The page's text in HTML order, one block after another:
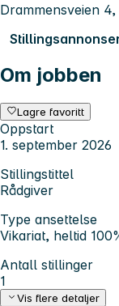
Drammensveien
Om jobben
Lagre favoritt
Oppstart
1. september 2026
Stillingstittel
Rådgiver
Type ansettelse
Vikariat, heltid
Antall stillinger
1
Vis flere detaljer